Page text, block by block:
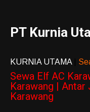
PT Kurnia
KURNIA UTAMA
Sewa Elf AC
Karawang | Antar
Karawang